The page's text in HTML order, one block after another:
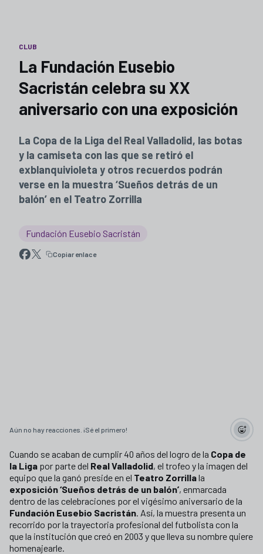
CLUB
La Fundación Eusebio
Sacristán celebra su XX
aniversario con una exposición
La Copa de la Liga del Real Valladolid, las botas
y la camiseta con las que se retiró el
exblanquivioleta y otros recuerdos podrán
verse en la muestra ‘Sueños detrás de un
balón’ en el Teatro Zorrilla
Fundación Eusebio Sacristán
Copiar enlace
Aún no hay reacciones. ¡Sé el primero!
Cuando se acaban de cumplir 40 años del logro de la Copa de
la Liga por parte del Real Valladolid, el trofeo y la imagen del
equipo que la ganó preside en el Teatro Zorrillala
exposición ‘Sueños detrás de un balón’, enmarcada
dentro de las celebraciones por el vigésimo aniversario de la
Fundación Eusebio Sacristán. Así, la muestra presenta un
recorrido por la trayectoria profesional del futbolista con la
que la institución que creó en 2003 y que lleva su nombre quiere
homenajearle.